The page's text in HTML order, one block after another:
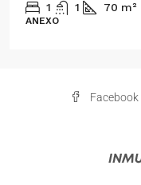
1 1 70 m²
ANEXO
Facebook